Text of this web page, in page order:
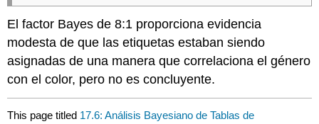
El factor Bayes de 8:1 proporciona evidencia
modesta de que las etiquetas estaban siendo
asignadas de una manera que correlaciona el género
con el color, pero no es concluyente.
This page titled 17.6: Análisis Bayesiano de Tablas de